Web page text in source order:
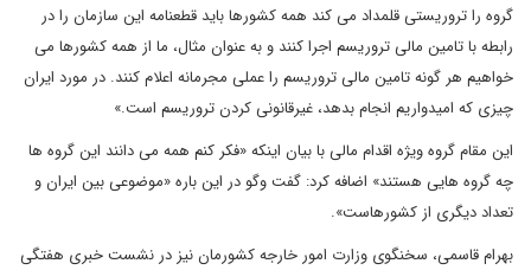
گروه را تروریستی قلمداد می کند همه کشورها باید قطعنامه این سازمان را در
رابطه با تامین مالی تروریسم اجرا کنند و به عنوان مثال، ما از همه کشورها می
خواهیم هر گونه تامین مالی تروریسم را عملی مجرمانه اعلام کنند. در مورد ایران
چیزی که امیدواریم انجام بدهد، غیرقانونی کردن تروریسم است.»
این مقام گروه ویژه اقدام مالی با بیان اینکه «فکر کنم همه می دانند این گروه ها
چه گروه هایی هستند» اضافه کرد: گفت وگو در این باره «موضوعی بین ایران و
تعداد دیگری از کشورهاست».
بهرام قاسمی، سخنگوی وزارت امور خارجه کشورمان نیز در نشست خبری هفتگی